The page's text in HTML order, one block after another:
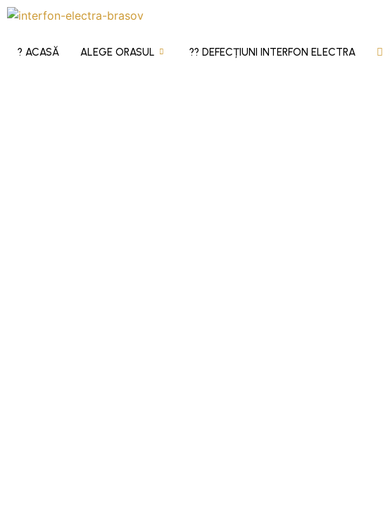
? ACASĂ ALEGE ORASUL ?‍? DEFECȚIUNI INTERFON ELECTRA